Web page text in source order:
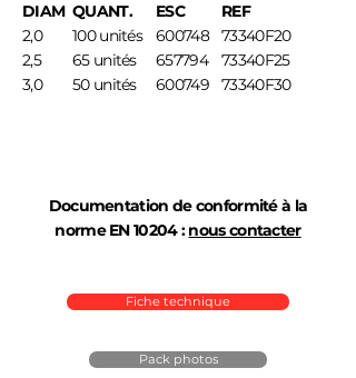
DIAM
2,0
2,5
3,0
QUANT.
100 unités
65 unités
50 unités
ESC
600748
657794
600749
REF
73340F20
73340F25
73340F30
Documentation de conformité à la
norme EN 10204 :nous contacter
Fiche technique
Pack photos